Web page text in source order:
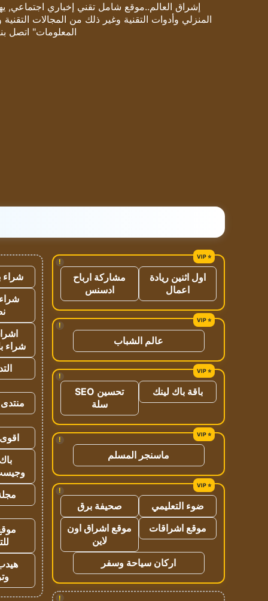
إشراق العالم..موقع شامل تقني إخباري اجتماعي,
المنزلي وأدوات التقنية وغير ذلك من المجالات
المعلومات" اتصل
!
اول اثنين ريادة
اعمال
مشاركة ارباح
ادسنس
!
عالم الشباب
!
باقة باك لينك
تحسين SEO
سلة
!
ماسنجر المسلم
!
ضوء التعليمي
صحيفة برق
موقع اشراقات
موقع اشراق اون
لاين
اركان سياحة وسفر
!
شراء
شراء